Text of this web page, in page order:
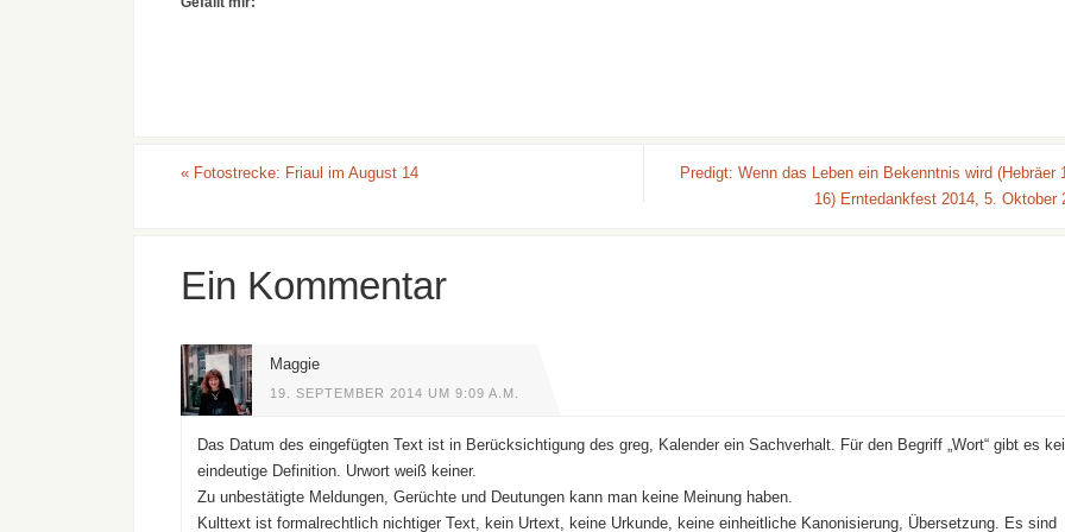
« Fotostrecke: Friaul im August 14
Predigt: Wenn das Leben ein Bekenntnis wird (Hebräer
16) Erntedankfest 2014, 5. Oktober
Ein Kommentar
Maggie
19. SEPTEMBER 2014 UM 9:09 A.M.
Das Datum des eingefügten Text ist in Berücksichtigung des greg, Kalender ein Sachverhalt. Für den Begriff „Wort“ gibt es
eindeutige Definition. Urwort weiß keiner.
Zu unbestätigte Meldungen, Gerüchte und Deutungen kann man keine Meinung haben.
Kulttext ist formalrechtlich nichtiger Text, kein Urtext, keine Urkunde, keine einheitliche Kanonisierung, Übersetzung. Es sind